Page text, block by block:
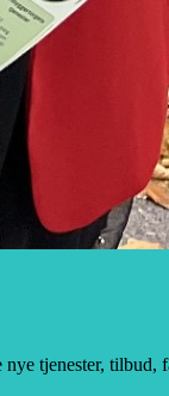
tjenester, tilbud,